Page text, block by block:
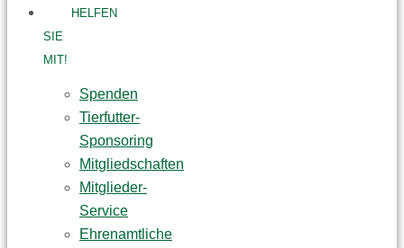
HELFEN
SIE
MIT!
Spenden
Tierfutter-
Sponsoring
Mitgliedschaften
Mitglieder-
Service
Ehrenamtliche